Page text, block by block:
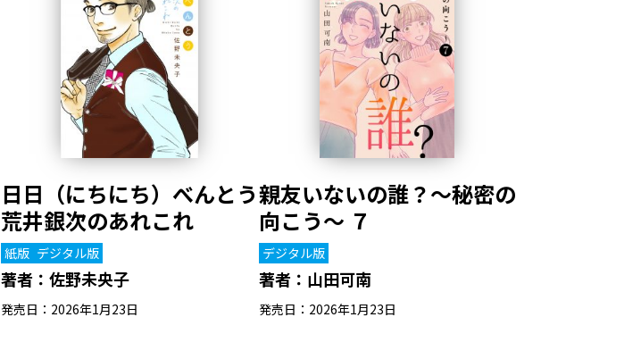
日日（にちにち）べんとう
荒井銀次のあれこれ
紙版 デジタル版
著者： 佐野未央子
発売日：2026年1月23日
親友いないの誰？～秘密の
向こう～ ７
デジタル版
著者： 山田可南
発売日：2026年1月23日